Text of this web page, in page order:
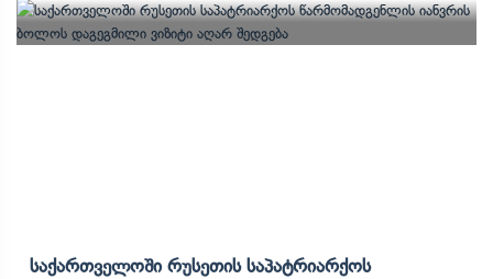
Საქართველოში Რუსეთის Საპატრიარქოს